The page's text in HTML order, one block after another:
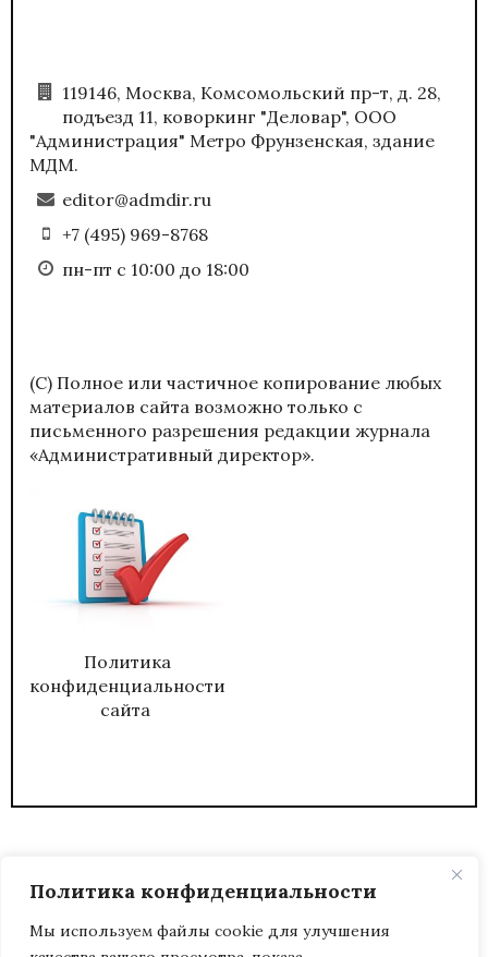
Политика конфиденциальности
Мы используем файлы cookie для улучшения
119146, Москва, Комсомольский пр-т, д. 28,
подъезд 11, коворкинг "Деловар", ООО
"Администрация" Метро Фрунзенская, здание
МДМ.
editor@admdir.ru
+7 (495) 969-8768
пн-пт с 10:00 до 18:00
(С) Полное или частичное копирование любых
материалов сайта возможно только с
письменного разрешения редакции журнала
«Административный директор».
Политика
конфиденциальности
сайта